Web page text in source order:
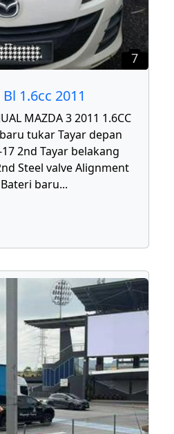
7
1.6cc 2011
MAZDA 3 2011 1.6CC
tukar Tayar depan
2nd Tayar belakang
Steel valve Alignment
baru...